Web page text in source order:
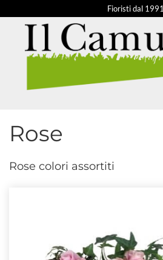
Fioristi dal 1991
Rose
Rose colori assortiti